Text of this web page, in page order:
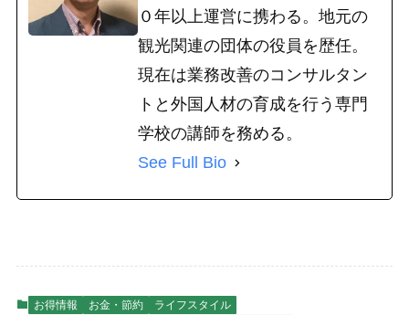
０年以上運営に携わる。地元の
観光関連の団体の役員を歴任。
現在は業務改善のコンサルタン
トと外国人材の育成を行う専門
学校の講師を務める。
See Full Bio
お得情報 お金・節約
ライフスタイル